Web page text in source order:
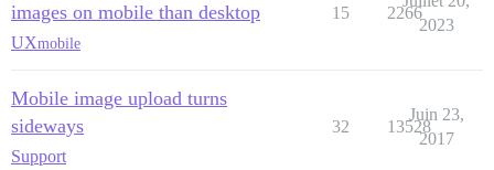
images on mobile than desktop
UXmobile
15 2266
2023
Mobile image upload turns
sideways
Support
32 13528
Juin 23,
2017